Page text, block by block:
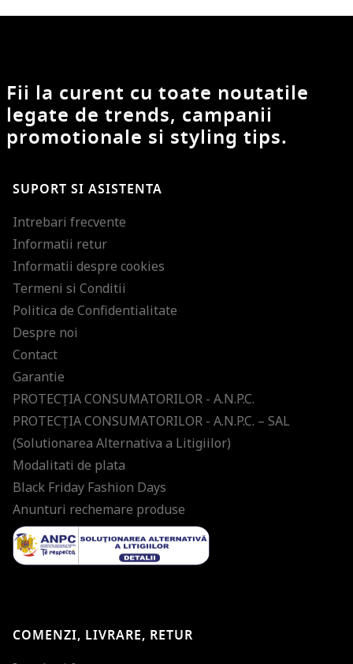
Fii la curent cu toate noutatile
legate de trends, campanii
promotionale si styling tips.
SUPORT SI ASISTENTA
Intrebari frecvente
Informatii retur
Informatii despre cookies
Termeni si Conditii
Politica de Confidentialitate
Despre noi
Contact
Garantie
PROTECŢIA CONSUMATORILOR - A.N.P.C.
PROTECŢIA CONSUMATORILOR - A.N.P.C. – SAL
(Solutionarea Alternativa a Litigiilor)
Modalitati de plata
Black Friday Fashion Days
Anunturi rechemare produse
COMENZI, LIVRARE, RETUR